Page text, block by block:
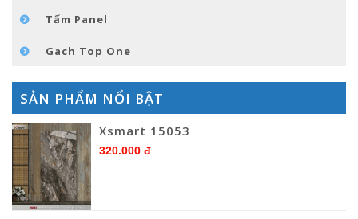
Tấm Panel
Gach Top One
SẢN PHẨM NỔI BẬT
Xsmart 15053
320.000 đ